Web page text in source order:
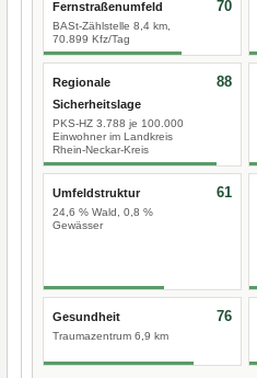
Fernstraßenumfeld
BASt-Zählstelle 8,4 km,
70.899 Kfz/Tag
70
Regionale
Sicherheitslage
PKS-HZ 3.788 je 100.000
Einwohner im Landkreis
Rhein-Neckar-Kreis
88
Umfeldstruktur
24,6 % Wald, 0,8 %
Gewässer
61
Gesundheit
Traumazentrum 6,9 km
76